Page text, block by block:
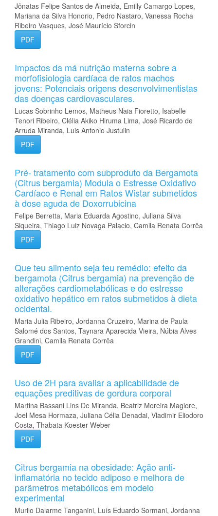
Jônatas Felipe Santos de Almeida, Emilly Camargo Lopes,
Mariana da Silva Honorio, Pedro Nastaro, Vanessa Rocha
Ribeiro Vasques, José Maurício Sforcin
PDF
Impactos da má nutrição materna sobre a
morfofisiologia cardíaca de ratos machos
jovens: Potenciais origens desenvolvimentistas
das doenças cardiovasculares.
Lucas Sobrinho Lemos, Matheus Naia Fioretto, Isabelle
Tenori Ribeiro, Clélia Akiko Hiruma Lima, José Ricardo de
Arruda Miranda, Luis Antonio Justulin
PDF
Pré- tratamento com subproduto da Bergamota
(Citrus bergamia) Modula o Estresse Oxidativo
Cardíaco e Renal em Ratos Wistar submetidos
à dose aguda de Doxorrubicina
Felipe Berretta, Maria Eduarda Agostino, Juliana Silva
Siqueira, Thiago Luiz Novaga Palacio, Camila Renata Corrêa
PDF
Que teu alimento seja teu remédio: efeito da
bergamota (Citrus bergamia) na prevenção de
alterações cardiometabólicas e do estresse
oxidativo hepático em ratos submetidos à dieta
ocidental.
Maria Julia Ribeiro, Jordanna Cruzeiro, Marina de Paula
Salomé dos Santos, Taynara Aparecida Vieira, Núbia Alves
Grandini, Camila Renata Corrêa
PDF
Uso de 2H para avaliar a aplicabilidade de
equações preditivas de gordura corporal
Martina Bassani Lins De Miranda, Beatriz Moreira Magiore,
Joel Mesa Hormaza, Juliana Célia Denadai, Vladimir Eliodoro
Costa, Thabata Koester Weber
PDF
Citrus bergamia na obesidade: Ação anti-
inflamatória no tecido adiposo e melhora de
parâmetros metabólicos em modelo
experimental
Murilo Dalarme Tanganini, Luís Eduardo Sormani, Jordanna